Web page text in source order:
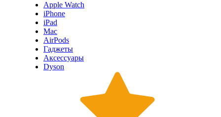
Apple Watch
iPhone
iPad
Mac
AirPods
Гаджеты
Аксессуары
Dyson